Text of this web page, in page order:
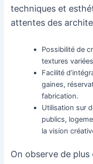
techniques et
attentes des
Possibilité de
textures
Facilité
gaines,
fabrication.
Utilisation sur
publics,
la vision
On observe de plus